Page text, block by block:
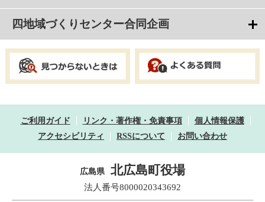
四地域づくりセンター合同企画
ご利用ガイド リンク・著作権・免責事項
個人情報保護
アクセシビリティ
RSSについて お問い合わせ
広島県 北広島町役場
法人番号8000020343692